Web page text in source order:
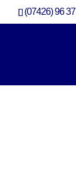
(07426) 96